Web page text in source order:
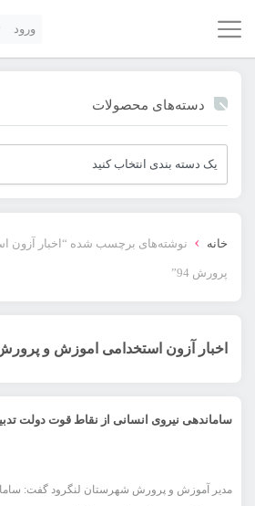
ورود
دسته‌های محصولات
خانه › نوشته‌های برچسب شده “اخبار آزون
پرورش 94”
اخبار آزون استخدامی اموزش و پرورش
ساماندهی نیروی انسانی از نقاط قوت دولت
مدیر آموزش و پرورش شهرستان لنگرود گفت: